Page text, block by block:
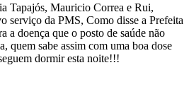
Tapajós, Mauricio Correa e Rui,
serviço da PMS, Como disse a Prefeita
doença que o posto de saúde não
quem sabe assim com uma boa dose
dormir esta noite!!!